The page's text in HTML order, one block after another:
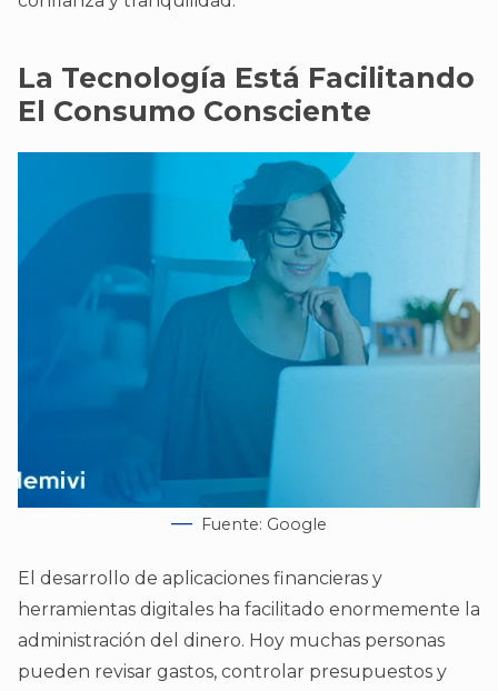
La Tecnología Está Facilitando
El Consumo Consciente
Fuente: Google
El desarrollo de aplicaciones financieras y
herramientas digitales ha facilitado enormemente la
administración del dinero. Hoy muchas personas
pueden revisar gastos, controlar presupuestos y